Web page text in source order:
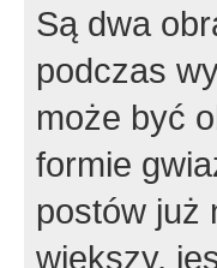
Są dwa
podczas
może być
formie
postów już
większy,